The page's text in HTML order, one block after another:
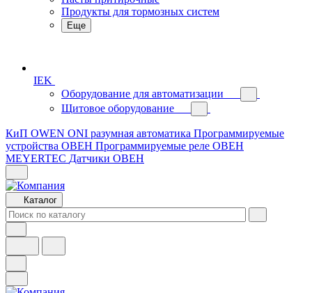
Продукты для тормозных систем
Еще
IEK
Оборудование для автоматизации
Щитовое оборудование
КиП OWEN ONI разумная автоматика Программируемые
устройства ОВЕН Программируемые реле ОВЕН
MEYERTEC Датчики ОВЕН
Каталог